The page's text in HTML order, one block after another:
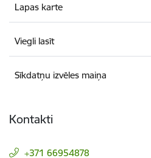
Lapas karte
Viegli lasīt
Sīkdatņu izvēles maiņa
Kontakti
+371 66954878